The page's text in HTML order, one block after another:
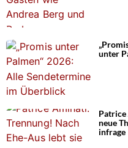
unter
neue
infrage